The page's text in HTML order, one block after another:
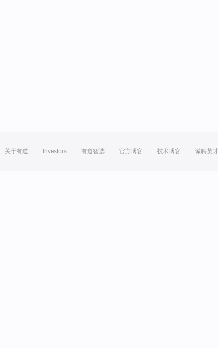
关于有道 Investors 有道智选 官方博客 技术博客 诚聘英才